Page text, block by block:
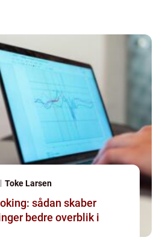
Toke Larsen
sådan skaber
bedre overblik i